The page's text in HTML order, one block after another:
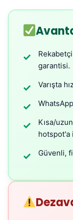
✓
garantisi.
✓ Varışta
✓
✓
Kısa/
hotspot'a
✓ Güvenli,